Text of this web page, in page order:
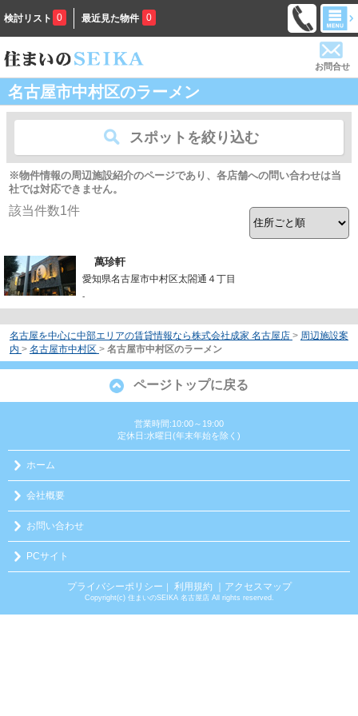
検討リスト 0 最近見た物件 0
お問合せ
名古屋市中村区のラーメン
スポットを絞り込む
※物件情報の周辺施設紹介のページであり、各店舗への問い合わせは当
社では対応できません。
該当件数1件
萬珍軒
愛知県名古屋市中村区太閤通４丁目
-
名古屋を中心に中部エリアの賃貸情報なら株式会社成家 名古屋店 > 周辺施設案
内 > 名古屋市中村区 > 名古屋市中村区のラーメン
ページトップに戻る
営業時間:10:00～19:00
定休日:水曜日(年末年始を除く)
ホーム
会社概要
お問い合わせ
PCサイト
プライバシーポリシー ｜ 利用規約 ｜アクセスマップ
Copyright(c) 住まいのSEIKA 名古屋店 All rights reserved.